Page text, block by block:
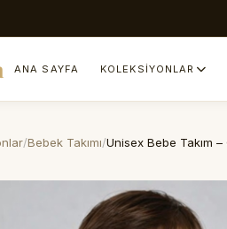
ANA SAYFA KOLEKSIYONLAR
Bebek Takımı Unisex Bebe Takım